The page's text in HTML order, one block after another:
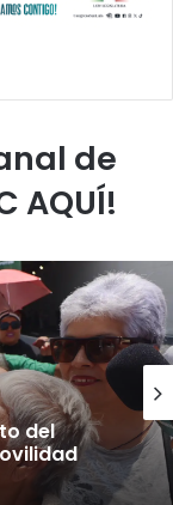
de
AQUÍ!
del